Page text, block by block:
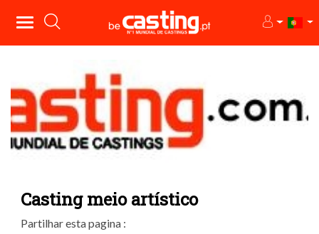
Casting meio artístico
Partilhar esta pagina :